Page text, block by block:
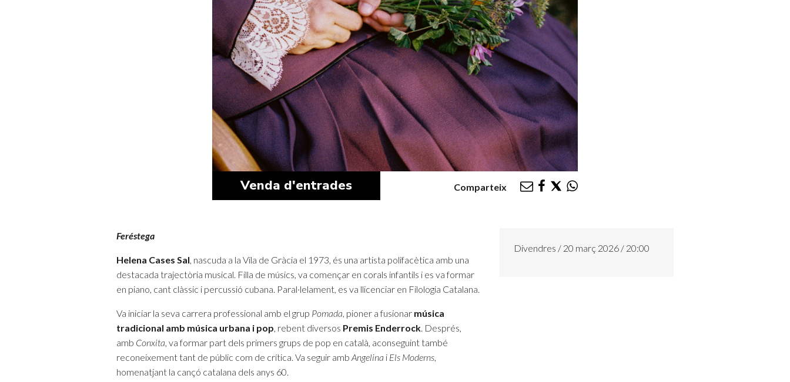
Venda d'entrades Comparteix
Feréstega
Helena Cases Sal , nascuda a la Vila de Gràcia el 1973, és una artista polifacètica amb una
destacada trajectòria musical. Filla de músics, va començar en corals infantils i es va formar
en piano, cant clàssic i percussió cubana. Paral·lelament, es va llicenciar en Filologia Catalana.
Va iniciar la seva carrera professional amb el grup Pomada , pioner a fusionar música
tradicional amb música urbana i pop , rebent diversos Premis Enderrock . Després,
amb Conxita , va formar part dels primers grups de pop en català, aconseguint també
reconeixement tant de públic com de crítica. Va seguir amb Angelina i Els Moderns
homenatjant la cançó catalana dels anys 60.
Divendres / 20 març 2026 / 20:00